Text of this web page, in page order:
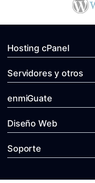
Hosting cPanel
Servidores y otros
enmiGuate
Diseño Web
Soporte